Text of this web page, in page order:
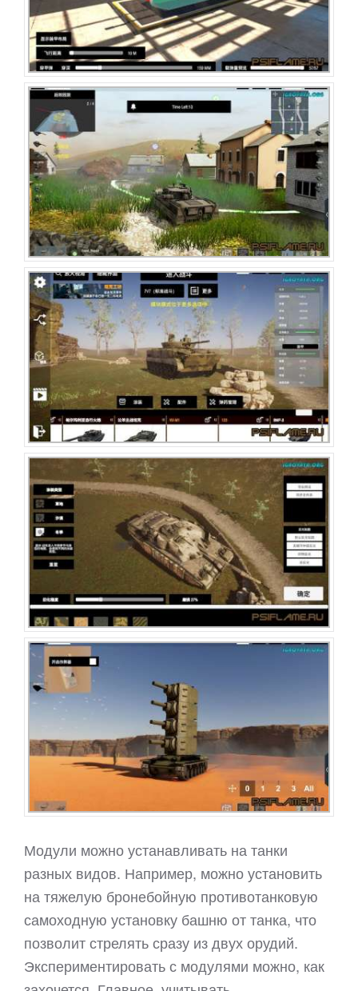
Модули можно устанавливать на танки
разных видов. Например, можно установить
на тяжелую бронебойную противотанковую
самоходную установку башню от танка, что
позволит стрелять сразу из двух орудий.
Экспериментировать с модулями можно, как